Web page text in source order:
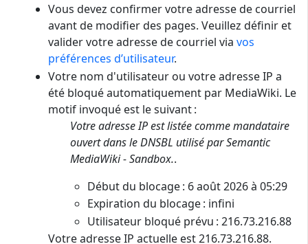
Vous devez confirmer votre adresse de courriel
avant de modifier des pages. Veuillez définir et
valider votre adresse de courriel via vos
préférences d’utilisateur.
Votre nom d'utilisateur ou votre adresse IP a
été bloqué automatiquement par MediaWiki. Le
motif invoqué est le suivant :
Votre adresse IP est listée comme mandataire
ouvert dans le DNSBL utilisé par Semantic
MediaWiki - Sandbox..
Début du blocage : 6 août 2026 à 05:29
Expiration du blocage : infini
Utilisateur bloqué prévu : 216.73.216.88
Votre adresse IP actuelle est 216.73.216.88.